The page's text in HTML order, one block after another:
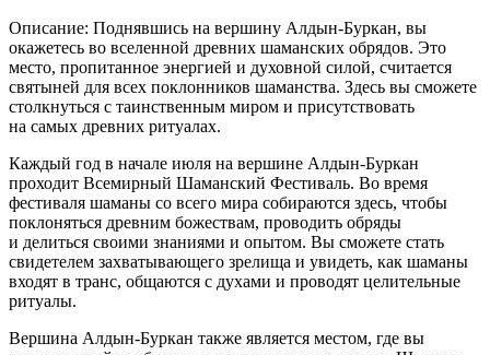
Описание: Поднявшись на вершину Алдын-Буркан, вы
окажетесь во вселенной древних шаманских обрядов. Это
место, пропитанное энергией и духовной силой, считается
святыней для всех поклонников шаманства. Здесь вы сможете
столкнуться с таинственным миром и присутствовать
на самых древних ритуалах.
Каждый год в начале июля на вершине Алдын-Буркан
проходит Всемирный Шаманский Фестиваль. Во время
фестиваля шаманы со всего мира собираются здесь, чтобы
поклоняться древним божествам, проводить обряды
и делиться своими знаниями и опытом. Вы сможете стать
свидетелем захватывающего зрелища и увидеть, как шаманы
входят в транс, общаются с духами и проводят целительные
ритуалы.
Вершина Алдын-Буркан также является местом, где вы